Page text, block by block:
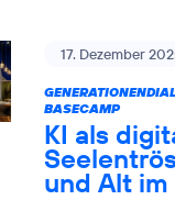
17. Dezember
BASECAMP
KI als
und Alt